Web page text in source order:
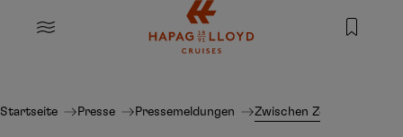
Springe zum Hauptinhalt
MENU
Startseite Presse Pressemeldungen Zwischen Zen, Zodiac